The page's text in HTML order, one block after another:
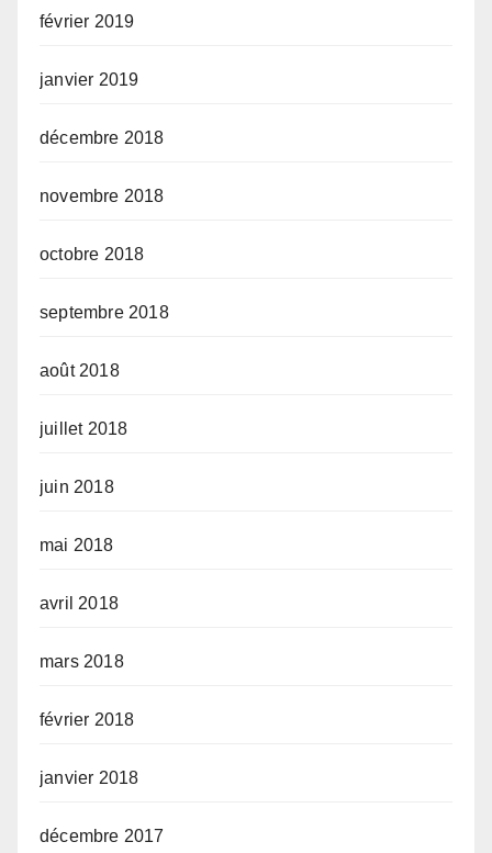
février 2019
janvier 2019
décembre 2018
novembre 2018
octobre 2018
septembre 2018
août 2018
juillet 2018
juin 2018
mai 2018
avril 2018
mars 2018
février 2018
janvier 2018
décembre 2017